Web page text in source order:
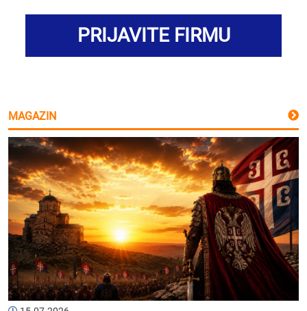
PRIJAVITE FIRMU
MAGAZIN